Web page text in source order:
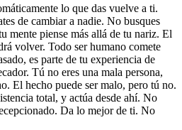
lo que das vuelve a ti.
de cambiar a nadie. No busques
mente piense más allá de tu nariz. El
volver. Todo ser humano comete
es parte de tu experiencia de
Tú no eres una mala persona,
El hecho puede ser malo, pero tú no.
total, y actúa desde ahí. No
Da lo mejor de ti. No